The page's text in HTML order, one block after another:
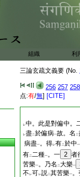
組織 利
三論玄疏文義要 (No.
256 257 258
点:有/無] [CITE]
レ中。此是對偏中。
レ盡二於偏病一故。名 二
病盡一。得レ有二於中一
有二二種一。一 2 者
苦樂一。乃名 二 大樂一
不 レ可レ説二其苦樂一